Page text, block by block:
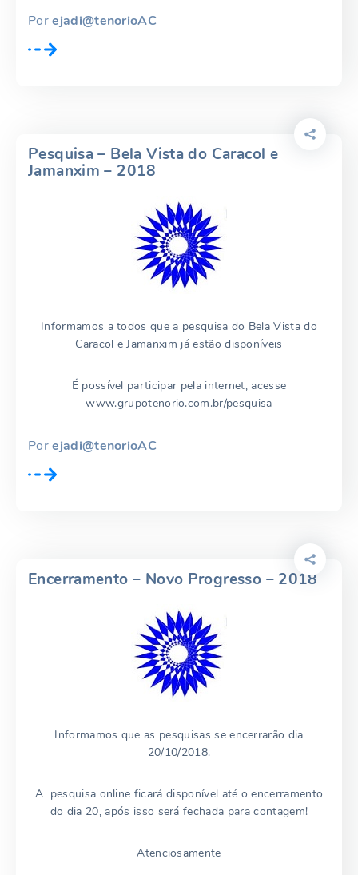
Porejadi@tenorioAC
Pesquisa – Bela Vista do Caracol e
Jamanxim – 2018
Informamos a todos que a pesquisa do Bela Vista do
Caracol e Jamanxim já estão disponíveis
É possível participar pela internet, acesse
www.grupotenorio.com.br/pesquisa
Porejadi@tenorioAC
Encerramento – Novo Progresso – 2018
Informamos que as pesquisas se encerrarão dia
20/10/2018.
A pesquisa online ficará disponível até o encerramento
do dia 20, após isso será fechada para contagem!
Atenciosamente